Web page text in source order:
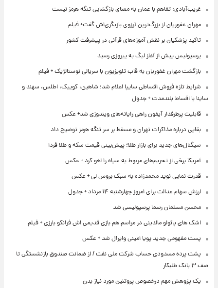
غریب‌آبادی: تفاهم با عمان به معنای بازگشایی تنگه هرمز نیست
مهران غفوریان از بزرگ‌ترین آرزوی بازیگری‌اش گفت+ فیلم
تاکید پزشکیان بر نقش آموزه‌های قرآنی در پیشرفت کشور
پرسپولیس پیش از آغاز لیگ به پیروزی رسید
بازگشت مهران غفوریان به قاب تلویزیون با سریالی نوستالژیک + فیلم
شرایط تازه فروش اقساطی سایپا اعلام شد؛ شاهین، کوییک، اطلس، سهند و
ساینا با اقساط بلندمدت + جدول
قابلیت پرطرفدار آیفون راهی رایانه‌های ویندوزی شد+ عکس
بقایی درباره مذاکرات تهران و مسقط بر سر تنگه هرمز توضیح داد
سیگنال‌های جدید برای بازار طلا؛ پیش‌بینی قیمت سکه و طلا فردا
آمریکا برخی از تحریم‌های مربوط به سپاه را لغو کرد + عکس
قدرت نمایی نوید محمدزاده به سبک بروس لی + عکس
ارزش سهام عدالت برای امروز چهارشنبه ۱۴ مرداد + جدول
محسن مسلمان رسما پرسپولیسی شد
اشک های پائولو مالدینی در مراسم هم بازی قدیمی اش فرانکو بارزی + فیلم
پست مفهومی جدید پویا امینی وایرال شد + عکس
پشت پرده‌ مسدودی حساب شرکت ملی نفت / از ضمانت صندوق بازنشستگی تا
صف ۳ بانک طلبکار
یک پژوهش مهم درخصوص پروتئین مورد نیاز بدن